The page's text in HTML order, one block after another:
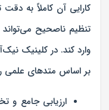
کارایی آن کاملاً به
تنظیم ناصحیح می‌تواند
وارد کند. در کلینیک
بر اساس متدهای علمی
ارزیابی جامع و